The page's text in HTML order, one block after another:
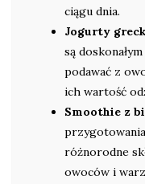
ciągu dnia.
Jogurty
są
podawać z
ich wartość
Smoothie z
różnorodne
owoców i